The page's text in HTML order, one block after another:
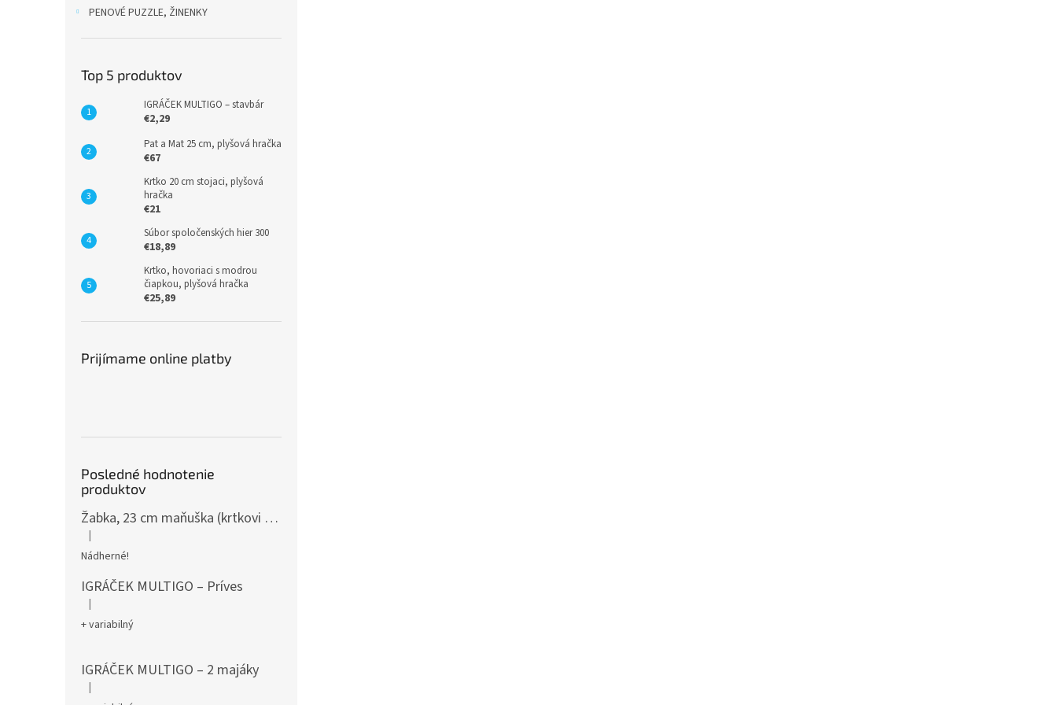
PENOVÉ PUZZLE, ŽINENKY
Top 5 produktov
IGRÁČEK MULTIGO – stavbár
€2,29
Pat a Mat 25 cm, plyšová hračka
€67
Krtko 20 cm stojaci, plyšová
hračka
€21
Súbor spoločenských hier 300
€18,89
Krtko, hovoriaci s modrou
čiapkou, plyšová hračka
€25,89
Prijímame online platby
Posledné hodnotenie
produktov
Žabka, 23 cm maňuška (krtkovi kamaráti)
Hodnotenie produktu je 5 z 5 hviezdičiek.
|
Nádherné!
IGRÁČEK MULTIGO – Príves
Hodnotenie produktu je 5 z 5 hviezdičiek.
|
+ variabilný
IGRÁČEK MULTIGO – 2 majáky
Hodnotenie produktu je 5 z 5 hviezdičiek.
|